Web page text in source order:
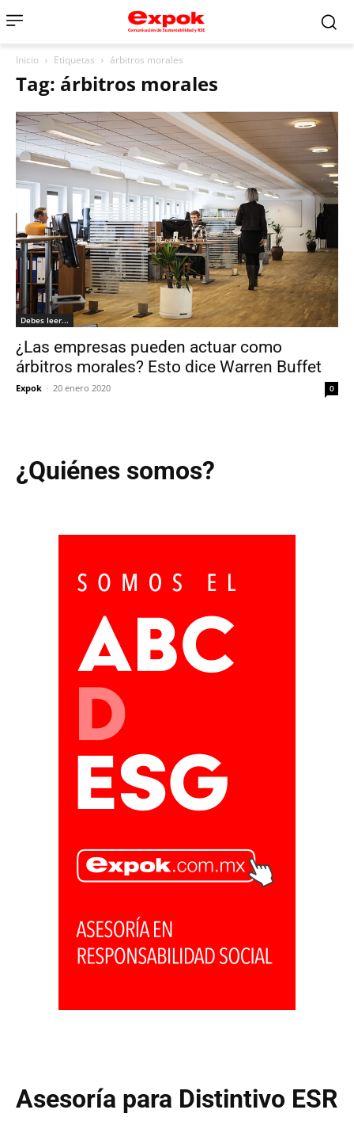
Inicio Etiquetas árbitros morales
Tag: árbitros morales
Debes leer...
¿Las empresas pueden actuar como
árbitros morales? Esto dice Warren Buffet
Expok - 20 enero 2020 0
¿Quiénes somos?
Asesoría para Distintivo ESR